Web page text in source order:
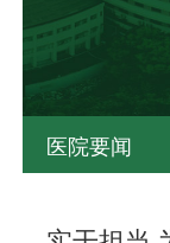
医院要闻